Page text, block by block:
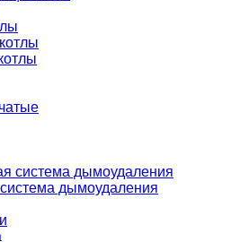
система дымоудаления
дымоудаления